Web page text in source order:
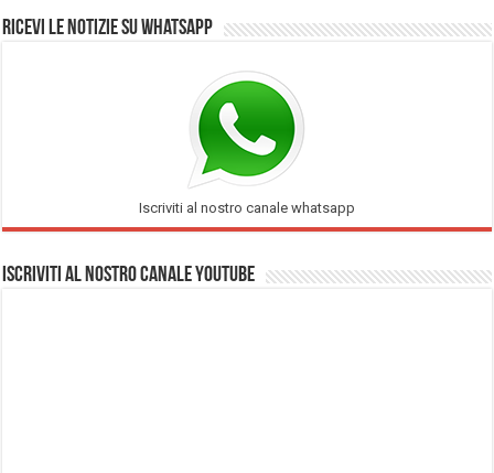
Ricevi le notizie su Whatsapp
Iscriviti al nostro canale whatsapp
Iscriviti al nostro Canale Youtube